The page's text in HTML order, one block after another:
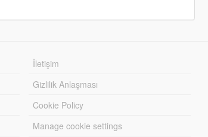
İletişim
Gizlilik Anlaşması
Cookie Policy
Manage cookie settings